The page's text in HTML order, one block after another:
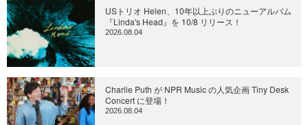
USトリオ Helen、10年以上ぶりのニューアルバム
『Linda's Head』を 10/8 リリース！
2026.08.04
Charlie Puth が NPR Music の人気企画 Tiny Desk
Concert に登場！
2026.08.04